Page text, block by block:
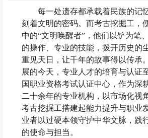
每一处遗存都承载着民族的记
刻着文明的密码。而考古挖掘工，
中的“文明唤醒者”，他们以铲为笔
的操作、专业的技能，拨开历史的
重见天日，让千年的故事得以传承
展的今天，专业人才的培育与认证
国职业资格考试认证中心，作为深
二十余年的专业机构，以市场化视
考古挖掘工搭建起能力提升与职业
业者以过硬本领守护中华文脉，践
的使命与担当。